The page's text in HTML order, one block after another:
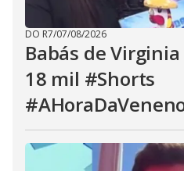
DO R7/07/08/2026
Babás de
18 mil #Shorts